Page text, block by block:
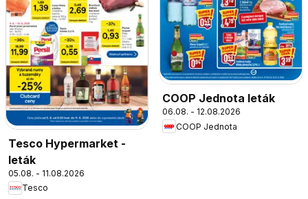
Tesco Hypermarket -
leták
05.08. - 11.08.2026
Tesco
COOP Jednota leták
06.08. - 12.08.2026
COOP Jednota